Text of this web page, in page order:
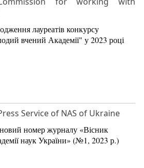
лауреатів конкурсу
вчений Академії" у 2023 році
Service of NAS of Ukraine
номер журналу «Вісник
наук України» (№1, 2023 р.)